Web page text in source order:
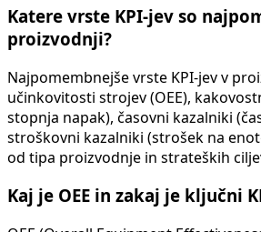
Katere vrste KPI-jev so
proizvodnji?
Najpomembnejše vrste KPI-jev v
učinkovitosti strojev (OEE),
stopnja napak), časovni kazalniki
stroškovni kazalniki (strošek na
od tipa proizvodnje in strateških
Kaj je OEE in zakaj je ključni